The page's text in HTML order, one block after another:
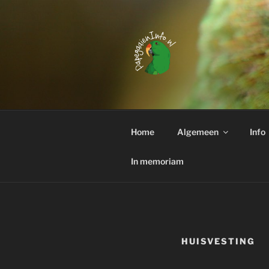
Interessante weetjes over het
Home Algemeen Info
In memoriam
HUISVESTING